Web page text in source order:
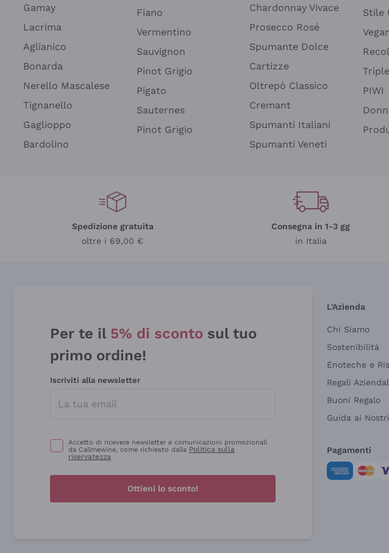
Gamay
Lacrima
Aglianico
Bonarda
Nerello Mascalese
Tignanello
Gaglioppo
Bardolino
Fiano
Vermentino
Sauvignon
Pinot Grigio
Pigato
Sauternes
Pinot Grigio
Chardonnay Vivace
Prosecco Rosé
Spumante Dolce
Cartizze
Oltrepò Classico
Cremant
Spumanti Italiani
Spumanti Veneti
Stile
PIWI
Spedizione gratuita
oltre i 69,00 €
Consegna in 1-3 gg
in Italia
Per te il 5% di sconto sul tuo
primo ordine!
Iscriviti alla newsletter
Accetto di ricevere newsletter e comunicazioni promozionali
da Callmewine, come richiesto dalla Politica sulla
riservatezza
Ottieni lo sconto!
L'Azienda
Chi Siamo
Sostenibilità
Enoteche e
Regali
Buoni Regalo
Guida ai
Pagamenti